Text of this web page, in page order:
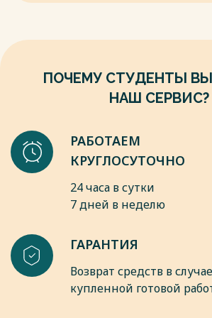
Федерации, № 3, 19.01.2004, ст. 163.
ПОЧЕМУ СТУДЕНТЫ
НАШ СЕРВИС?
РАБОТАЕМ
КРУГЛОСУТОЧНО
24 часа в сутки
7 дней в неделю
ГАРАНТИЯ
Возврат средств в
купленной готовой